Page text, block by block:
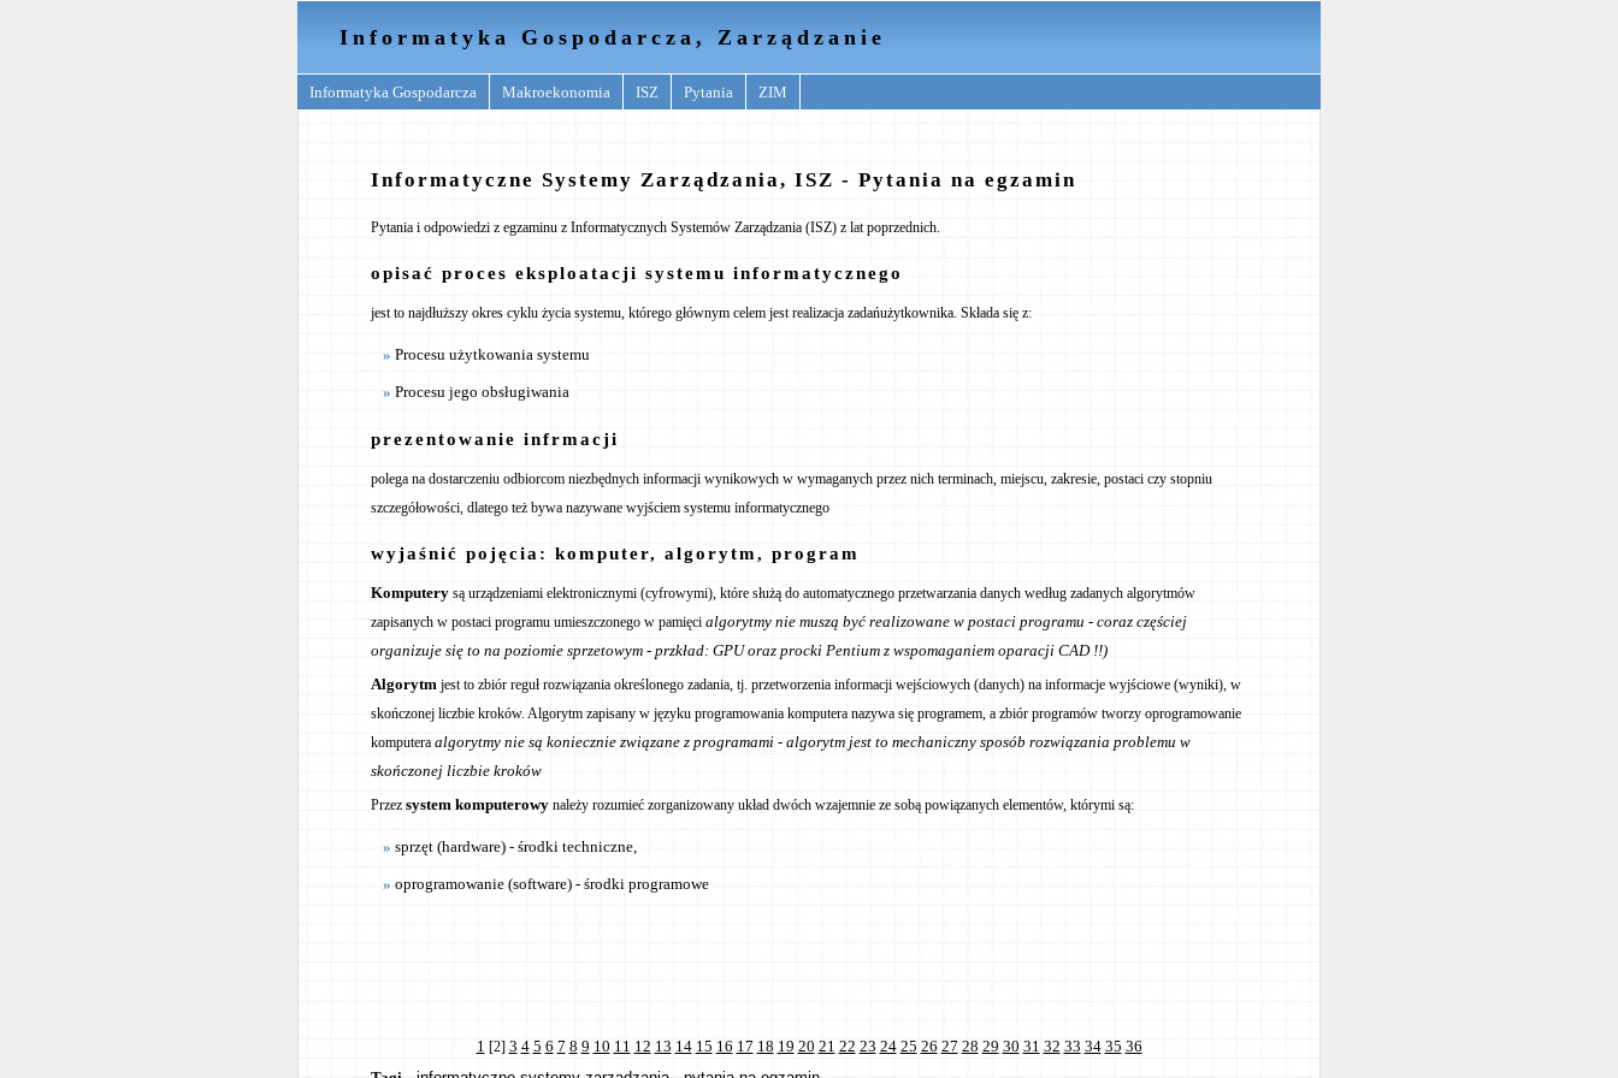
Informatyka Gospodarcza, Zarządzanie
Informatyka Gospodarcza Makroekonomia ISZ Pytania ZIM
Informatyczne Systemy Zarządzania, ISZ - Pytania na egzamin
Pytania i odpowiedzi z egzaminu z Informatycznych Systemów Zarządzania (ISZ) z lat poprzednich.
opisać proces eksploatacji systemu informatycznego
jest to najdłuższy okres cyklu życia systemu, którego głównym celem jest realizacja zadańużytkownika. Składa się z:
Procesu użytkowania systemu
Procesu jego obsługiwania
prezentowanie infrmacji
polega na dostarczeniu odbiorcom niezbędnych informacji wynikowych w wymaganych przez nich terminach, miejscu, zakresie, postaci czy stopniu
szczegółowości, dlatego też bywa nazywane wyjściem systemu informatycznego
wyjaśnić pojęcia: komputer, algorytm, program
Komputery są urządzeniami elektronicznymi (cyfrowymi), które służą do automatycznego przetwarzania danych według zadanych algorytmów
zapisanych w postaci programu umieszczonego w pamięci algorytmy nie muszą być realizowane w postaci programu - coraz częściej
organizuje się to na poziomie sprzetowym - przkład: GPU oraz procki Pentium z wspomaganiem oparacji CAD !!)
Algorytm jest to zbiór reguł rozwiązania określonego zadania, tj. przetworzenia informacji wejściowych (danych) na informacje wyjściowe (wyniki), w
skończonej liczbie kroków. Algorytm zapisany w języku programowania komputera nazywa się programem, a zbiór programów tworzy oprogramowanie
komputera algorytmy nie są koniecznie związane z programami - algorytm jest to mechaniczny sposób rozwiązania problemu w
skończonej liczbie kroków
Przez system komputerowy należy rozumieć zorganizowany układ dwóch wzajemnie ze sobą powiązanych elementów, którymi są:
sprzęt (hardware) - środki techniczne,
oprogramowanie (software) - środki programowe
1 [2] 3 4 5 6 7 8 9 10 11 12 13 14 15 16 17 18 19 20 21 22 23 24 25 26 27 28 29 30 31 32 33 34 35 36